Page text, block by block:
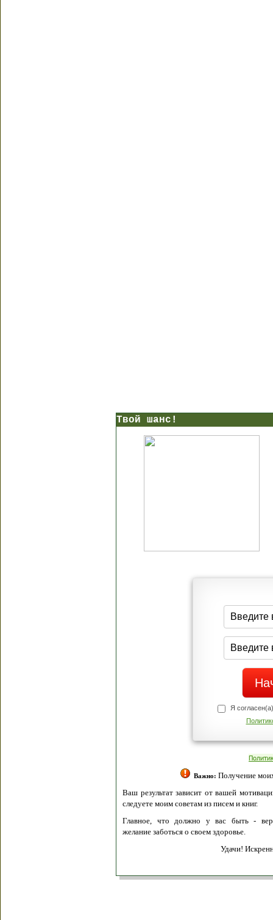
Твой шанс!
Я
Важно: Получение
Ваш результат зависит от вашей
следуете моим советам из писем и книг.
Главное, что должно у вас быть -
желание заботься о своем здоровье.
Удачи!